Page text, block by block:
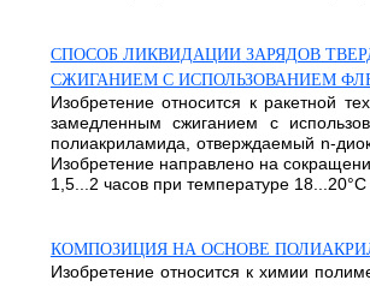
СПОСОБ ЛИКВИДАЦИИ ЗАРЯДОВ
СЖИГАНИЕМ С ИСПОЛЬЗОВАНИЕМ
Изобретение относится к ракетной
замедленным сжиганием с
полиакриламида, отверждаемый n-
Изобретение направлено на
1,5...2 часов при температуре
КОМПОЗИЦИЯ НА ОСНОВЕ
Изобретение относится к химии